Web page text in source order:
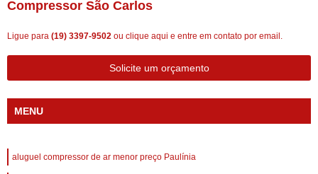
Compressor São Carlos
Ligue para (19) 3397-9502 ou clique aqui e entre em contato por email.
Solicite um orçamento
MENU
aluguel compressor de ar menor preço Paulínia